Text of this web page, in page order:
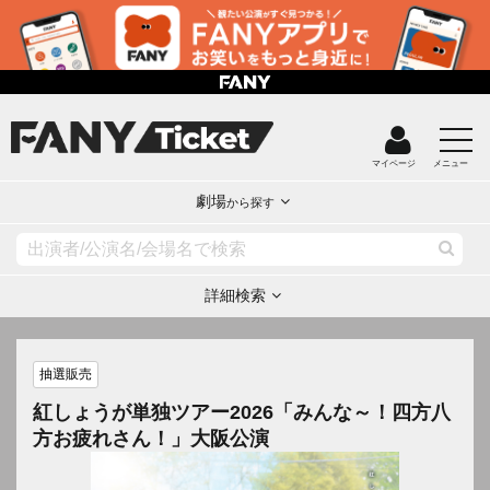
マイページ メニュー
劇場から探す
詳細検索
抽選販売
紅しょうが単独ツアー2026「みんな～！四方八
方お疲れさん！」大阪公演